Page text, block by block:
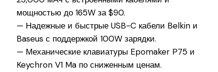
мощностью до 165W за $90.
— Надежные и быстрые USB-C кабели Belkin и
Baseus с поддержкой 100W зарядки.
— Механические клавиатуры Epomaker P75 и
Keychron V1 Ma по сниженным ценам.